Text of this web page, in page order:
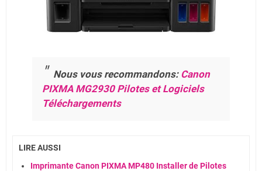
Nous vous recommandons: Canon
PIXMA MG2930 Pilotes et Logiciels
Téléchargements
LIRE AUSSI
Imprimante Canon PIXMA MP480 Installer de Pilotes